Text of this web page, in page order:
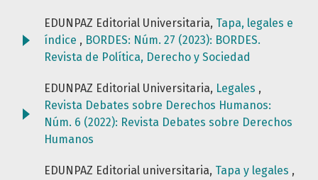
EDUNPAZ Editorial Universitaria, Tapa, legales e
índice , BORDES: Núm. 27 (2023): BORDES.
Revista de Política, Derecho y Sociedad
EDUNPAZ Editorial Universitaria, Legales ,
Revista Debates sobre Derechos Humanos:
Núm. 6 (2022): Revista Debates sobre Derechos
Humanos
EDUNPAZ Editorial universitaria, Tapa y legales ,